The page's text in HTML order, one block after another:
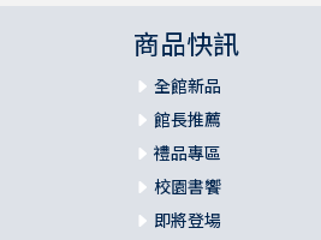
母用計保住兒命。（出埃及記一至二
和應對收服民心。（撒母耳記上十一
僕智服敵軍心服。（列王紀下六章8-2
商品快訊
全館新品
館長推薦
禮品專區
校園書饗
即將登場